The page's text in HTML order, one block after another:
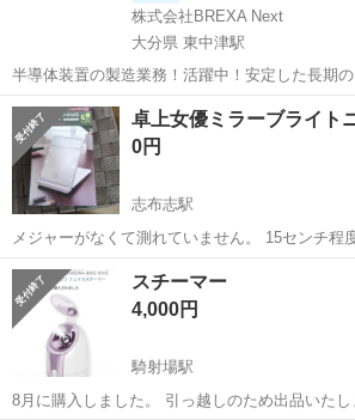
株式会社BREXA Next
大分県 東中津駅
半導体装置の製造業務！活躍中！安定した長期
★赴任旅費会社負担◎20代～40代の男性活躍中
給1,500円！《大分県中津市》 人気の工場のお仕事 ◇半導体装置内部
のシート製造◇ ＊クリー...
大分 中津市 東中津駅 その他
卓上女優ミラーブライト
0円
志布志駅
メジャーがなくて測れていません。 15センチ程度と思います。 未使用
品の為、電池入れていません。 鹿児島県曽於郡大崎町永吉まで取りに
来てくださる方限定です。
鹿児島 曽於郡
スチーマー
4,000円
騎射場駅
8月に購入しました。 引っ越しのため出品いたし